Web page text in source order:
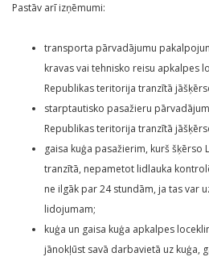
Pastāv arī izņēmumi:
transporta pārvadājumu
kravas vai tehnisko reisu apkalpes
Republikas teritorija tranzītā
starptautisko pasažieru
Republikas teritorija tranzītā
gaisa kuģa pasažierim, kurš šķērso
tranzītā, nepametot lidlauka
ne ilgāk par 24 stundām, ja tas var
lidojumam;
kuģa un gaisa kuģa apkalpes
jānokļūst savā darbavietā uz kuģa,